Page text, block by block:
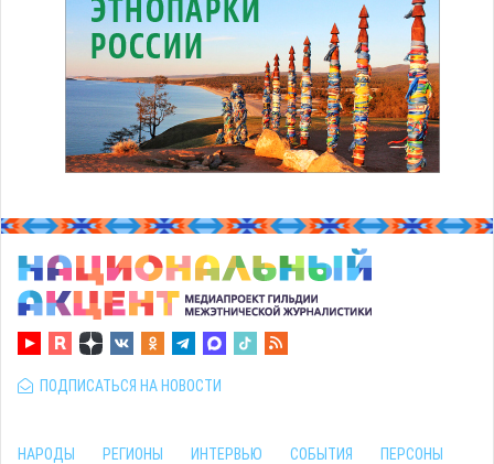
ПОДПИСАТЬСЯ НА НОВОСТИ
НАРОДЫ РЕГИОНЫ ИНТЕРВЬЮ СОБЫТИЯ
ПЕРСОНЫ